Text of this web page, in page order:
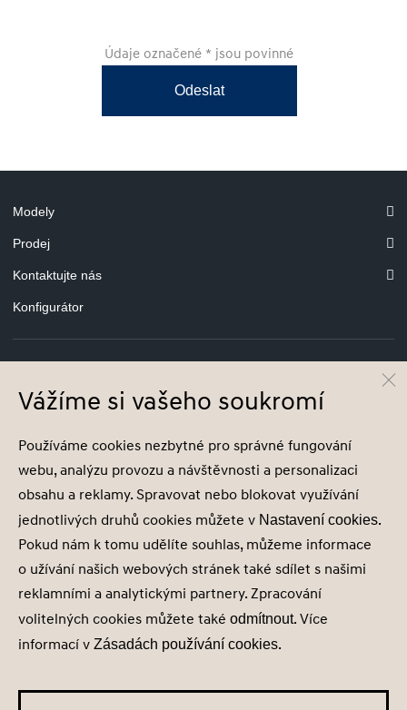
Údaje označené * jsou povinné
Odeslat
Modely
Prodej
Kontaktujte nás
Konfigurátor
© Hyundai Motor Czech s.r.o.
Společnost je zapsána v obchodním rejstříku vedeném u Městského soudu v
Praze, oddíl C, vložka 251310, IČ 04641736
Nastavení cookies
Zásady zpracování osobních údajů
Seznam příjemců
Správa souhlasů
Obchodní podmínky
Vážíme si vašeho soukromí
Používáme cookies nezbytné pro správné fungování
webu, analýzu provozu a návštěvnosti a personalizaci
obsahu a reklamy. Spravovat nebo blokovat využívání
jednotlivých druhů cookies můžete v Nastavení cookies.
Pokud nám k tomu udělíte souhlas, můžeme informace
o užívání našich webových stránek také sdílet s našimi
reklamními a analytickými partnery. Zpracování
volitelných cookies můžete také odmítnout. Více
informací v Zásadách používání cookies.